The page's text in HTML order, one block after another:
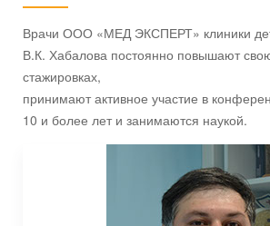
Врачи ООО «МЕД ЭКСПЕРТ» клиники
В.К. Хабалова постоянно повышают
стажировках,
принимают активное участие в
10 и более лет и занимаются наукой.